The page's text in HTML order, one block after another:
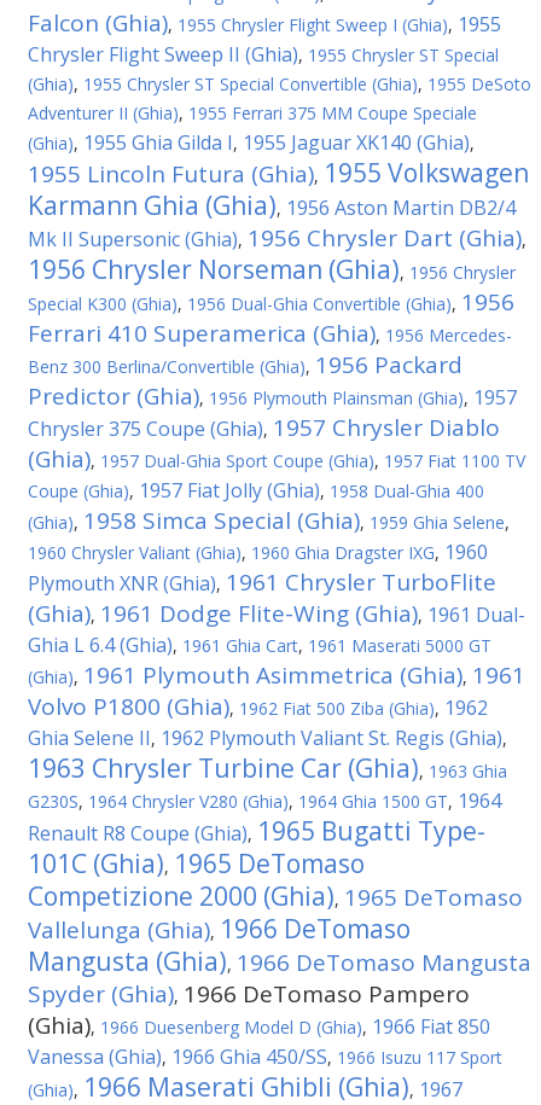
Falcon (Ghia), 1955 Chrysler Flight Sweep I (Ghia), 1955
Chrysler Flight Sweep II (Ghia), 1955 Chrysler ST Special
(Ghia), 1955 Chrysler ST Special Convertible (Ghia), 1955 DeSoto
Adventurer II (Ghia), 1955 Ferrari 375 MM Coupe Speciale
(Ghia), 1955 Ghia Gilda I, 1955 Jaguar XK140 (Ghia),
1955 Lincoln Futura (Ghia), 1955 Volkswagen
Karmann Ghia (Ghia), 1956 Aston Martin DB2/4
Mk II Supersonic (Ghia), 1956 Chrysler Dart (Ghia),
1956 Chrysler Norseman (Ghia), 1956 Chrysler
Special K300 (Ghia), 1956 Dual-Ghia Convertible (Ghia), 1956
Ferrari 410 Superamerica (Ghia), 1956 Mercedes-
Benz 300 Berlina/Convertible (Ghia), 1956 Packard
Predictor (Ghia), 1956 Plymouth Plainsman (Ghia), 1957
Chrysler 375 Coupe (Ghia), 1957 Chrysler Diablo
(Ghia), 1957 Dual-Ghia Sport Coupe (Ghia), 1957 Fiat 1100 TV
Coupe (Ghia), 1957 Fiat Jolly (Ghia), 1958 Dual-Ghia 400
(Ghia), 1958 Simca Special (Ghia), 1959 Ghia Selene,
1960 Chrysler Valiant (Ghia), 1960 Ghia Dragster IXG, 1960
Plymouth XNR (Ghia), 1961 Chrysler TurboFlite
(Ghia), 1961 Dodge Flite-Wing (Ghia), 1961 Dual-
Ghia L 6.4 (Ghia), 1961 Ghia Cart, 1961 Maserati 5000 GT
(Ghia), 1961 Plymouth Asimmetrica (Ghia), 1961
Volvo P1800 (Ghia), 1962 Fiat 500 Ziba (Ghia), 1962
Ghia Selene II, 1962 Plymouth Valiant St. Regis (Ghia),
1963 Chrysler Turbine Car (Ghia), 1963 Ghia
G230S, 1964 Chrysler V280 (Ghia), 1964 Ghia 1500 GT, 1964
Renault R8 Coupe (Ghia), 1965 Bugatti Type-
101C (Ghia), 1965 DeTomaso
Competizione 2000 (Ghia), 1965 DeTomaso
Vallelunga (Ghia), 1966 DeTomaso
Mangusta (Ghia), 1966 DeTomaso Mangusta
Spyder (Ghia), 1966 DeTomaso Pampero
(Ghia), 1966 Duesenberg Model D (Ghia), 1966 Fiat 850
Vanessa (Ghia), 1966 Ghia 450/SS, 1966 Isuzu 117 Sport
(Ghia), 1966 Maserati Ghibli (Ghia), 1967